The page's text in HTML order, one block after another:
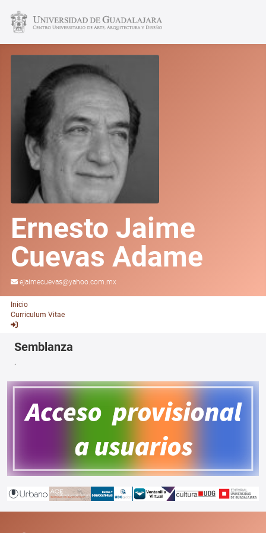
Ernesto Jaime
Cuevas Adame
ejaimecuevas@yahoo.com.mx
Inicio
Curriculum Vitae
Semblanza
.